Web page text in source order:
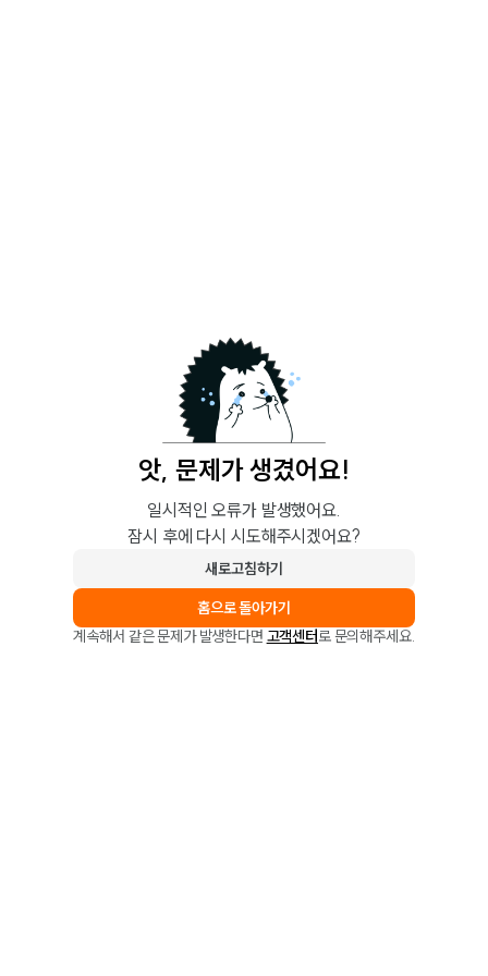
앗, 문제가 생겼어요!
일시적인 오류가 발생했어요.
잠시 후에 다시 시도해주시겠어요?
새로고침하기
홈으로 돌아가기
계속해서 같은 문제가 발생한다면 고객센터로 문의해주세요.